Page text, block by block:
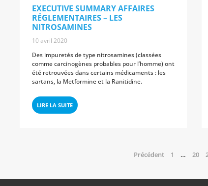
EXECUTIVE SUMMARY AFFAIRES
RÉGLEMENTAIRES – LES
NITROSAMINES
10 avril 2020
Des impuretés de type nitrosamines (classées
comme carcinogènes probables pour l’homme) ont
été retrouvées dans certains médicaments : les
sartans, la Metformine et la Ranitidine.
LIRE LA SUITE
Précédent 1 … 20